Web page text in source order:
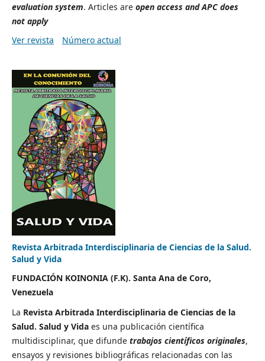
evaluation system. Articles are open access and APC does
not apply
Ver revista
Número actual
Revista Arbitrada Interdisciplinaria de Ciencias de la Salud.
Salud y Vida
FUNDACIÓN KOINONIA (F.K). Santa Ana de Coro,
Venezuela
La Revista Arbitrada Interdisciplinaria de Ciencias de la
Salud. Salud y Vidaes una publicación científica
multidisciplinar, que difundetrabajos científicos originales,
ensayos y revisiones bibliográficas relacionadas con las